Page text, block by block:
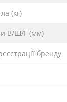
(кг)
В/Ш/Г (мм)
бренду